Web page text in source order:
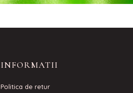
INFORMATII
Politica de retur